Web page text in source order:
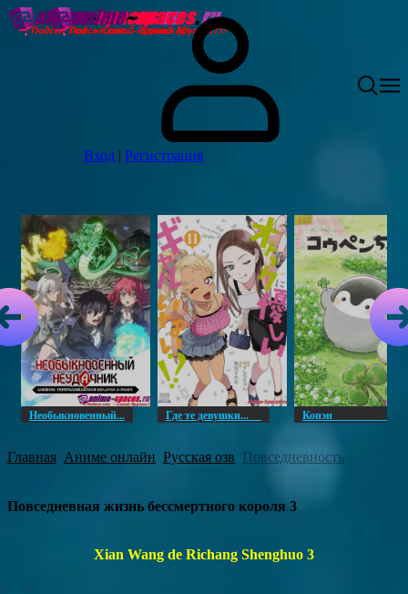
Вход | Регистрация
Необыкновенный... Где те девушки... Копэн
Главная Аниме онлайн Русская озв Повседневность
Повседневная жизнь бессмертного короля 3
Xian Wang de Richang Shenghuo 3